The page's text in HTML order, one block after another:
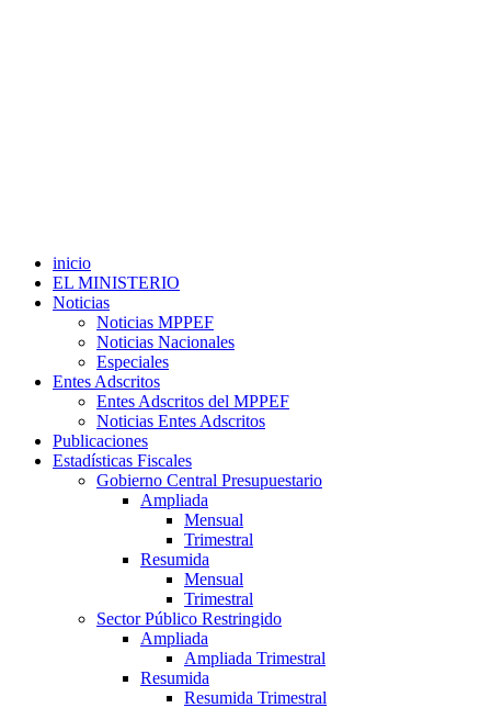
inicio
EL MINISTERIO
Noticias
Noticias MPPEF
Noticias Nacionales
Especiales
Entes Adscritos
Entes Adscritos del MPPEF
Noticias Entes Adscritos
Publicaciones
Estadísticas Fiscales
Gobierno Central Presupuestario
Ampliada
Mensual
Trimestral
Resumida
Mensual
Trimestral
Sector Público Restringido
Ampliada
Ampliada Trimestral
Resumida
Resumida Trimestral